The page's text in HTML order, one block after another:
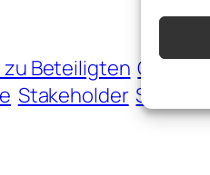
Beteiligten
Stakeholder